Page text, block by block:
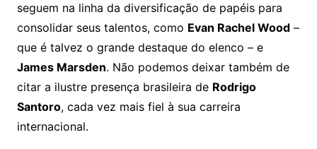
seguem na linha da diversificação de papéis para
consolidar seus talentos, como Evan Rachel Wood–
que é talvez o grande destaque do elenco – e
James Marsden. Não podemos deixar também de
citar a ilustre presença brasileira de Rodrigo
Santoro, cada vez mais fiel à sua carreira
internacional.